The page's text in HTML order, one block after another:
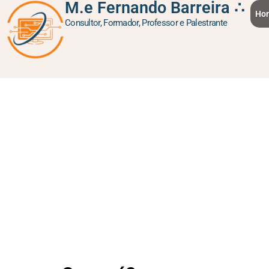
M.e Fernando Barreira ∴
Consultor, Formador, Professor e Palestrante